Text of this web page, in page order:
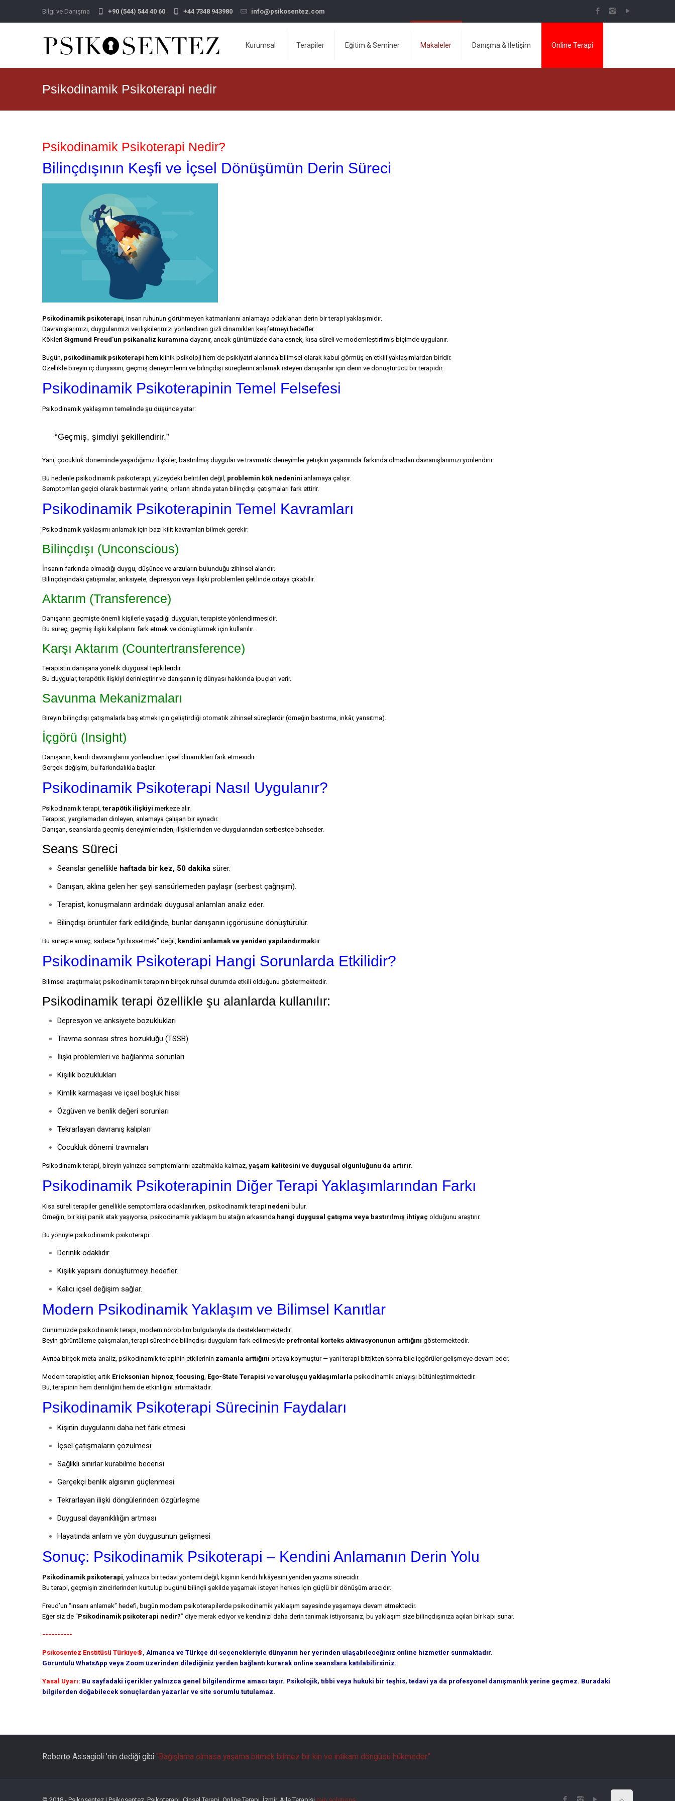
Bilgi ve Danışma +90 (544) 544 40 60 +44 7348 943980 info@psikosentez.com
Kurumsal Terapiler Eğitim & Seminer Makaleler Danışma & İletişim Online Terapi
Psikodinamik Psikoterapi nedir
Psikodinamik Psikoterapi Nedir?
Bilinçdışının Keşfi ve İçsel Dönüşümün Derin Süreci
Psikodinamik psikoterapi, insan ruhunun görünmeyen katmanlarını anlamaya odaklanan derin bir terapi yaklaşımıdır.
Davranışlarımızı, duygularımızı ve ilişkilerimizi yönlendiren gizli dinamikleri keşfetmeyi hedefler.
Kökleri Sigmund Freud’un psikanaliz kuramına dayanır, ancak günümüzde daha esnek, kısa süreli ve modernleştirilmiş biçimde uygulanır.
Bugün, psikodinamik psikoterapi hem klinik psikoloji hem de psikiyatri alanında bilimsel olarak kabul görmüş en etkili yaklaşımlardan biridir.
Özellikle bireyin iç dünyasını, geçmiş deneyimlerini ve bilinçdışı süreçlerini anlamak isteyen danışanlar için derin ve dönüştürücü bir terapidir.
Psikodinamik Psikoterapinin Temel Felsefesi
Psikodinamik yaklaşımın temelinde şu düşünce yatar:
“Geçmiş, şimdiyi şekillendirir.”
Yani, çocukluk döneminde yaşadığımız ilişkiler, bastırılmış duygular ve travmatik deneyimler yetişkin yaşamında farkında olmadan davranışlarımızı yönlendirir.
Bu nedenle psikodinamik psikoterapi, yüzeydeki belirtileri değil, problemin kök nedenini anlamaya çalışır.
Semptomları geçici olarak bastırmak yerine, onların altında yatan bilinçdışı çatışmaları fark ettirir.
Psikodinamik Psikoterapinin Temel Kavramları
Psikodinamik yaklaşımı anlamak için bazı kilit kavramları bilmek gerekir:
Bilinçdışı (Unconscious)
İnsanın farkında olmadığı duygu, düşünce ve arzuların bulunduğu zihinsel alandır.
Bilinçdışındaki çatışmalar, anksiyete, depresyon veya ilişki problemleri şeklinde ortaya çıkabilir.
Aktarım (Transference)
Danışanın geçmişte önemli kişilerle yaşadığı duyguları, terapiste yönlendirmesidir.
Bu süreç, geçmiş ilişki kalıplarını fark etmek ve dönüştürmek için kullanılır.
Karşı Aktarım (Countertransference)
Terapistin danışana yönelik duygusal tepkileridir.
Bu duygular, terapötik ilişkiyi derinleştirir ve danışanın iç dünyası hakkında ipuçları verir.
Savunma Mekanizmaları
Bireyin bilinçdışı çatışmalarla baş etmek için geliştirdiği otomatik zihinsel süreçlerdir (örneğin bastırma, inkâr, yansıtma).
İçgörü (Insight)
Danışanın, kendi davranışlarını yönlendiren içsel dinamikleri fark etmesidir.
Gerçek değişim, bu farkındalıkla başlar.
Psikodinamik Psikoterapi Nasıl Uygulanır?
Psikodinamik terapi, terapötik ilişkiyi merkeze alır.
Terapist, yargılamadan dinleyen, anlamaya çalışan bir aynadır.
Danışan, seanslarda geçmiş deneyimlerinden, ilişkilerinden ve duygularından serbestçe bahseder.
Seans Süreci
Seanslar genellikle haftada bir kez, 50 dakika sürer.
Danışan, aklına gelen her şeyi sansürlemeden paylaşır (serbest çağrışım).
Terapist, konuşmaların ardındaki duygusal anlamları analiz eder.
Bilinçdışı örüntüler fark edildiğinde, bunlar danışanın içgörüsüne dönüştürülür.
Bu süreçte amaç, sadece “iyi hissetmek” değil, kendini anlamak ve yeniden yapılandırmaktır.
Psikodinamik Psikoterapi Hangi Sorunlarda Etkilidir?
Bilimsel araştırmalar, psikodinamik terapinin birçok ruhsal durumda etkili olduğunu göstermektedir.
Psikodinamik terapi özellikle şu alanlarda kullanılır:
Depresyon ve anksiyete bozuklukları
Travma sonrası stres bozukluğu (TSSB)
İlişki problemleri ve bağlanma sorunları
Kişilik bozuklukları
Kimlik karmaşası ve içsel boşluk hissi
Özgüven ve benlik değeri sorunları
Tekrarlayan davranış kalıpları
Çocukluk dönemi travmaları
Psikodinamik terapi, bireyin yalnızca semptomlarını azaltmakla kalmaz, yaşam kalitesini ve duygusal olgunluğunu da artırır.
Psikodinamik Psikoterapinin Diğer Terapi Yaklaşımlarından Farkı
Kısa süreli terapiler genellikle semptomlara odaklanırken, psikodinamik terapi nedeni bulur.
Örneğin, bir kişi panik atak yaşıyorsa, psikodinamik yaklaşım bu atağın arkasında hangi duygusal çatışma veya bastırılmış ihtiyaç olduğunu araştırır.
Bu yönüyle psikodinamik psikoterapi:
Derinlik odaklıdır.
Kişilik yapısını dönüştürmeyi hedefler.
Kalıcı içsel değişim sağlar.
Modern Psikodinamik Yaklaşım ve Bilimsel Kanıtlar
Günümüzde psikodinamik terapi, modern nörobilim bulgularıyla da desteklenmektedir.
Beyin görüntüleme çalışmaları, terapi sürecinde bilinçdışı duyguların fark edilmesiyle prefrontal korteks aktivasyonunun arttığını göstermektedir.
Ayrıca birçok meta-analiz, psikodinamik terapinin etkilerinin zamanla arttığını ortaya koymuştur — yani terapi bittikten sonra bile içgörüler gelişmeye devam eder.
Modern terapistler, artık Ericksonian hipnoz, focusing, Ego-State Terapisi ve varoluşçu yaklaşımlarla psikodinamik anlayışı bütünleştirmektedir.
Bu, terapinin hem derinliğini hem de etkinliğini artırmaktadır.
Psikodinamik Psikoterapi Sürecinin Faydaları
Kişinin duygularını daha net fark etmesi
İçsel çatışmaların çözülmesi
Sağlıklı sınırlar kurabilme becerisi
Gerçekçi benlik algısının güçlenmesi
Tekrarlayan ilişki döngülerinden özgürleşme
Duygusal dayanıklılığın artması
Hayatında anlam ve yön duygusunun gelişmesi
Sonuç: Psikodinamik Psikoterapi – Kendini Anlamanın Derin Yolu
Psikodinamik psikoterapi, yalnızca bir tedavi yöntemi değil; kişinin kendi hikâyesini yeniden yazma sürecidir.
Bu terapi, geçmişin zincirlerinden kurtulup bugünü bilinçli şekilde yaşamak isteyen herkes için güçlü bir dönüşüm aracıdır.
Freud’un “insanı anlamak” hedefi, bugün modern psikoterapilerde psikodinamik yaklaşım sayesinde yaşamaya devam etmektedir.
Eğer siz de “Psikodinamik psikoterapi nedir?” diye merak ediyor ve kendinizi daha derin tanımak istiyorsanız, bu yaklaşım size bilinçdışınıza açılan bir kapı sunar.
----------
Psikosentez Enstitüsü Türkiye®, Almanca ve Türkçe dil seçenekleriyle dünyanın her yerinden ulaşabileceğiniz online hizmetler sunmaktadır.
Görüntülü WhatsApp veya Zoom üzerinden dilediğiniz yerden bağlantı kurarak online seanslara katılabilirsiniz.
Yasal Uyarı: Bu sayfadaki içerikler yalnızca genel bilgilendirme amacı taşır. Psikolojik, tıbbi veya hukuki bir teşhis, tedavi ya da profesyonel danışmanlık yerine geçmez. Buradaki
bilgilerden doğabilecek sonuçlardan yazarlar ve site sorumlu tutulamaz.
Roberto Assagioli ’nin dediği gibi "Bağışlama olmasa yaşama bitmek bilmez bir kin ve intikam döngüsü hükmeder."